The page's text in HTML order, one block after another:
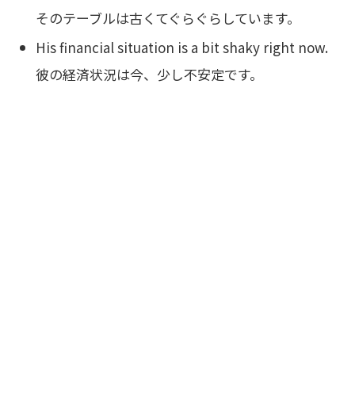
そのテーブルは古くてぐらぐらしています。
His financial situation is a bit shaky right now.
彼の経済状況は今、少し不安定です。